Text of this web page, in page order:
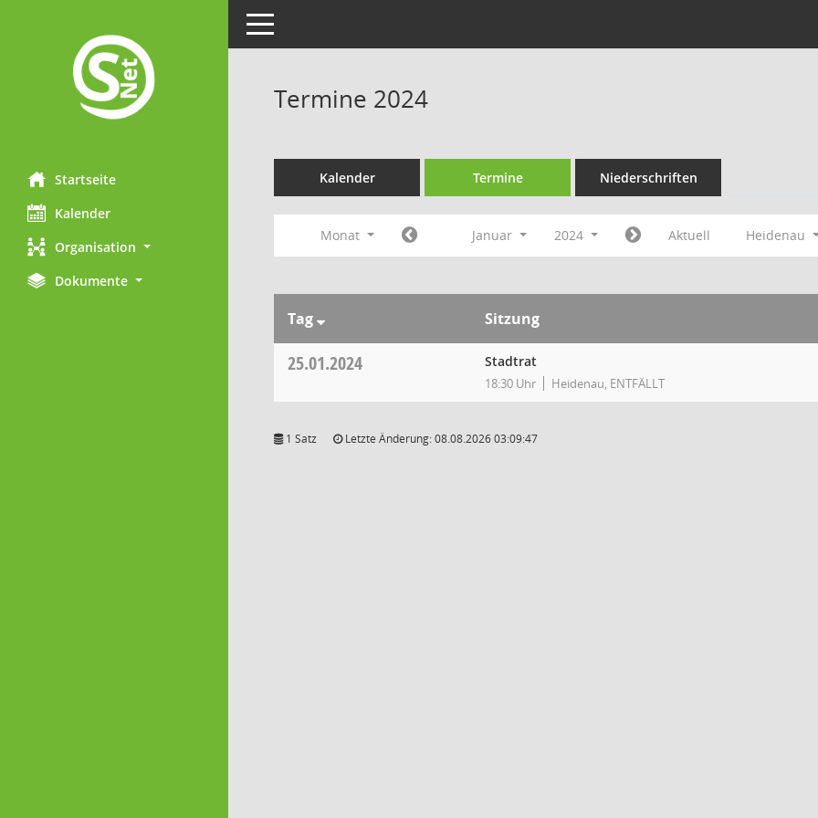
Startseite
Kalender
Organisation
Dokumente
Toggle navigation
Termine 2024
Kalender Termine Niederschriften
Monat Januar 2024 Aktuell Heidenau
Tag Sitzung
25.01.2024 Stadtrat
18:30 Uhr Heidenau, ENTFÄLLT
1 Satz Letzte Änderung: 08.08.2026 03:09:47